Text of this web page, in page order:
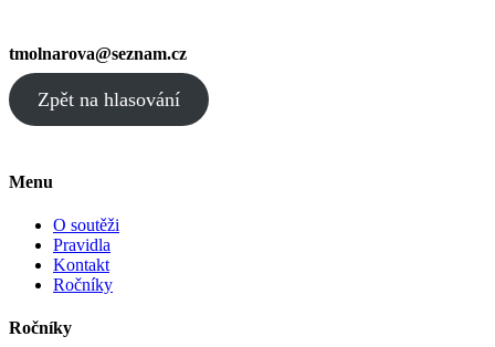
tmolnarova@seznam.cz
Zpět na hlasování
Menu
O soutěži
Pravidla
Kontakt
Ročníky
Ročníky